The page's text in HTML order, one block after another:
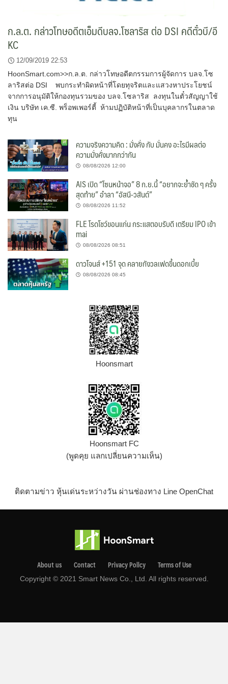
ก.ล.ต. กล่าวโทษอดีตเอ็มดีบลจ.โซลาริส ต่อ DSI คดีตั๋วบี/อี
KC
12/09/2019 22:53
HoonSmart.com>>ก.ล.ต. กล่าวโทษอดีตกรรมการผู้จัดการ บลจ.โซ
ลาริสต่อ DSI พบกระทำผิดหน้าที่โดยทุจริตและแสวงหาประโยชน์
จากการอนุมัติให้กองทุนรวมของ บลจ.โซลาริส ลงทุนในตั๋วสัญญาใช้
เงิน บริษัท เค.ซี. พร็อพเพอร์ตี้ ห้ามปฏิบัติหน้าที่เป็นบุคลากรในตลาด
ทุน
ความจริงความคิด : มั่งคั่ง กับ มั่นคง อะไรมีผลต่อ
ความมั่งคั่งมากกว่ากัน
08/08/2026 12:00
AIS เปิด “โซนหน้าจอ” 8 ก.ย.นี้ “อยากจะย้ำชัด ๆ ครั้ง
สุดท้าย” อำลา “อัสนี-วสันต์”
08/08/2026 11:52
FLE โรดโชว์ขอนแก่น กระแสตอบรับดี เตรียม IPO เข้า
mai
08/08/2026 08:51
ดาวโจนส์ +151 จุด คลายกังวลเฟดขึ้นดอกเบี้ย
08/08/2026 08:45
Hoonsmart
Hoonsmart FC
(พูดคุย แลกเปลี่ยนความเห็น)
ติดตามข่าว หุ้นเด่นระหว่างวัน ผ่านช่องทาง Line OpenChat
About us Contact Privacy Pollcy Terms of Use
Copyright © 2021 Smart News Co., Ltd. All rights reserved.